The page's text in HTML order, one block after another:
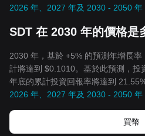
2026 年、2027 年及 2030 - 2050 年
SDT 在 2030 年的價格是
2030 年，基於 +5% 的預測年增長
計將達到 $0.1010。基於此預測，投
年底的累計投資回報率將達到
2026 年、2027 年及 2030 - 2050 年
買幣